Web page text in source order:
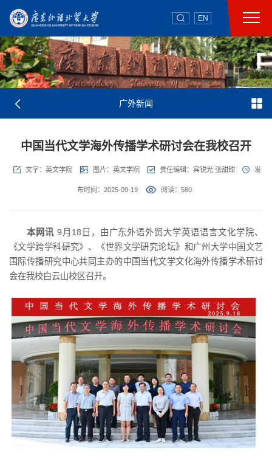
EN
广外新闻
中国当代文学海外传播学术研讨会在我校召开
文字：英文学院 图片：英文学院 责任编辑：宾锐光 张甜甜 发
布时间：2025-09-19 阅读：580
本网讯9月18日，由广东外语外贸大学英语语言文化学院、
《文学跨学科研究》、《世界文学研究论坛》和广州大学中国文艺
国际传播研究中心共同主办的中国当代文学文化海外传播学术研讨
会在我校白云山校区召开。